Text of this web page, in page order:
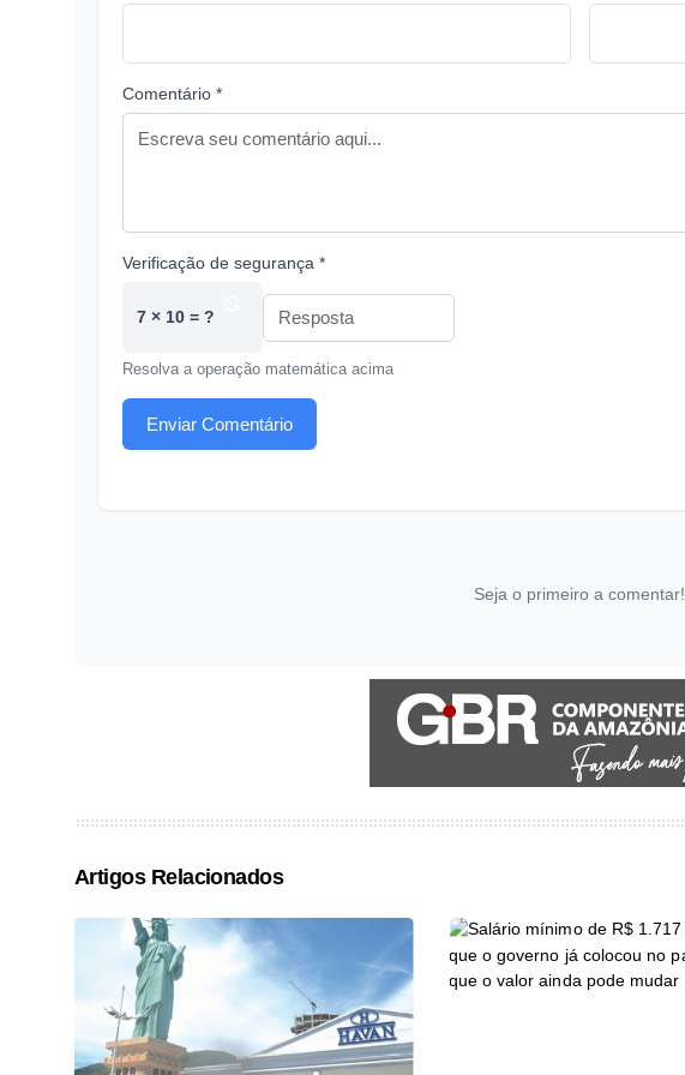
Comentário *
Verificação de segurança *
7 × 10 = ?
Resolva a operação matemática acima
Enviar Comentário
Seja o primeiro a comentar!
Artigos Relacionados